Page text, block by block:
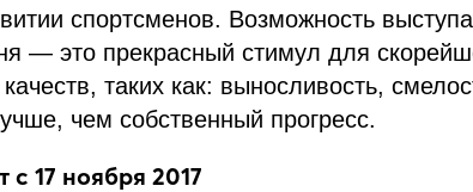
спортсменов. Возможность
— это прекрасный стимул для
таких как: выносливость,
чем собственный прогресс.
с 17 ноября 2017